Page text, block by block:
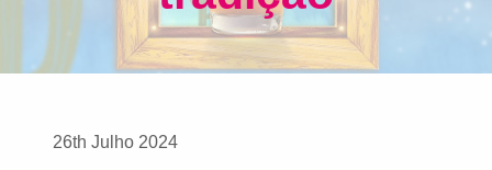
26th Julho 2024